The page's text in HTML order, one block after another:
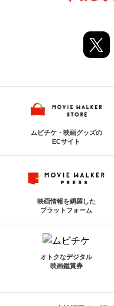
ムビチケ・映画グッズの
ECサイト
映画情報を網羅した
プラットフォーム
オトクなデジタル
映画鑑賞券